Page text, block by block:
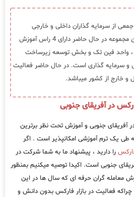
2008 بواسطه جمعی از سرمایه گذاران داخلی و خارجی
تاسیس و پایه گذاری شد ، این مجموعه در حال حاضر دارای 4 راس آموزش
، واحد فین تک و بخش توسعه زیرساخت
و سرمایه گذاری است. در حال حاضر فعالیت
در آفریقای جنوبی
آفریقای جنوبی و آموزش تحت نظر برترین
طی یک ترم آموزشی امکانپذیر است . اگر
را دارید ، پیشنهاد ما به شما شرکت در
جنوبی است. اکیدا توصیه میکنیم بمنظور
معامله گران حرفه ای که سال ها در این
چراکه فعالیت در بازار فارکس بدون دانش و